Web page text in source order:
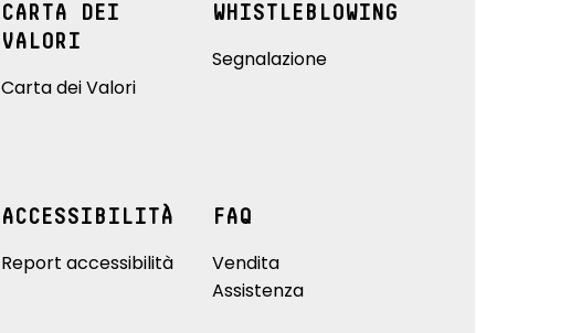
CARTA DEI
VALORI
Carta dei Valori
WHISTLEBLOWING
Segnalazione
ACCESSIBILITÀ
Report accessibilità
FAQ
Vendita
Assistenza